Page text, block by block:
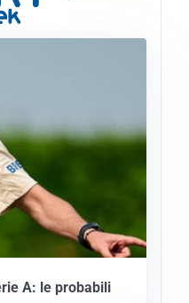
A: le probabili